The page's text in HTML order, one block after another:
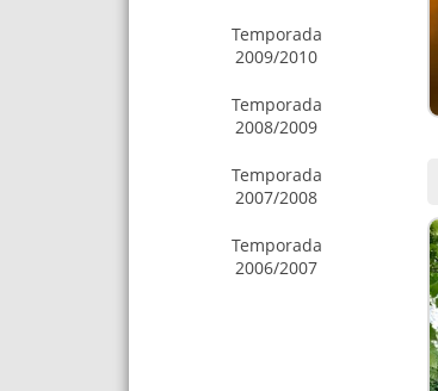
Temporada
2009/2010
Temporada
2008/2009
Temporada
2007/2008
Temporada
2006/2007